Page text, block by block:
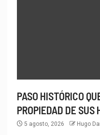
PASO HISTÓRICO
PROPIEDAD DE SUS
5 agosto, 2026 Hugo